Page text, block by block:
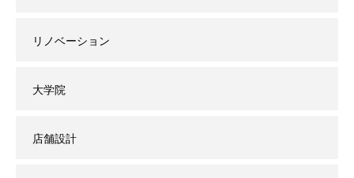
リノベーション
大学院
店舗設計